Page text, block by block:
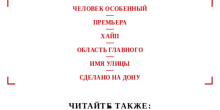
ЧЕЛОВЕК ОСОБЕННЫЙ
ПРЕМЬЕРА
ХАЙП
ОБЛАСТЬ ГЛАВНОГО
ИМЯ УЛИЦЫ
СДЕЛАНО НА ДОНУ
ЧИТАЙТЕ ТАКЖЕ: